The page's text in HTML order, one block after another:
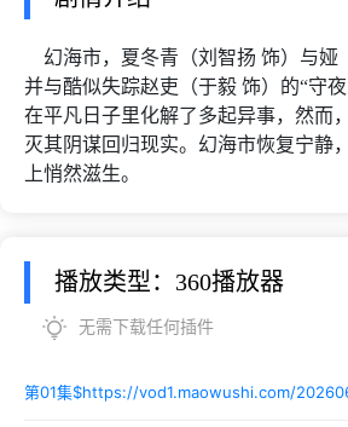
幻海市，夏冬青（刘智扬 饰）与娅
并与酷似失踪赵吏（于毅 饰）的“守
在平凡日子里化解了多起异事，然
灭其阴谋回归现实。幻海市恢复宁静
上悄然滋生。
播放类型：360播放器
无需下载任何插件
第01集$https://vod1.maowushi.com/